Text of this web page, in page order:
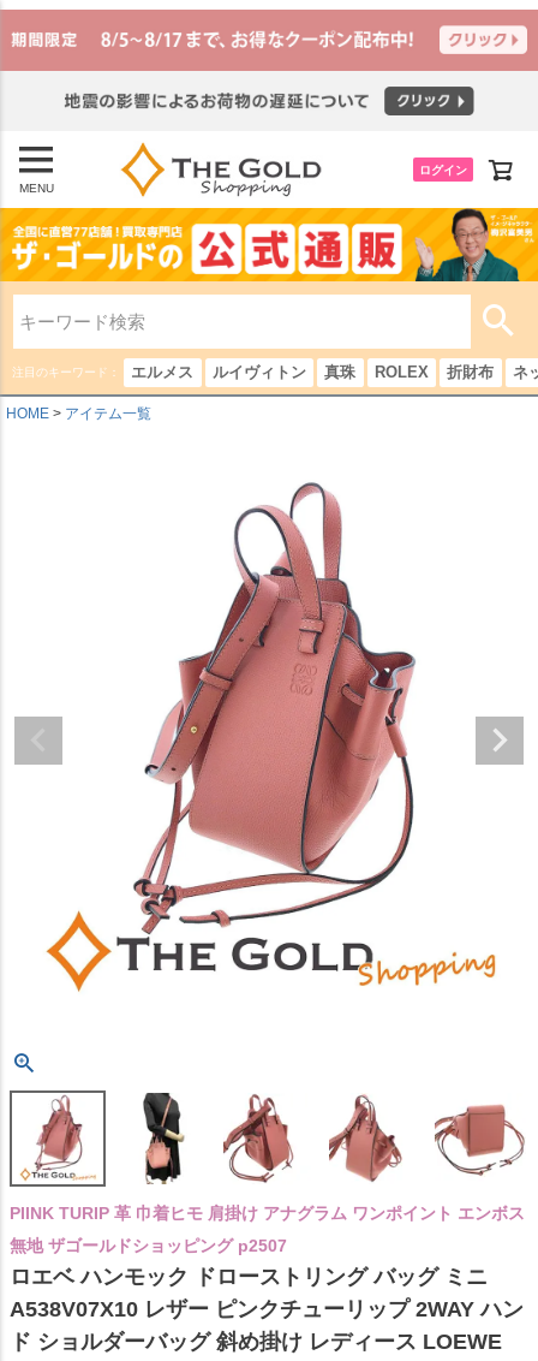
MENU
ログイン
注目のキーワード： エルメス ルイヴィトン 真珠 ROLEX 折財布 ネ
HOME アイテム一覧
PIINK TURIP 革 巾着ヒモ 肩掛け アナグラム ワンポイント エンボス
無地 ザゴールドショッピング p2507
ロエベ ハンモック ドローストリング バッグ ミニ
A538V07X10 レザー ピンクチューリップ 2WAY ハン
ド ショルダーバッグ 斜め掛け レディース LOEWE